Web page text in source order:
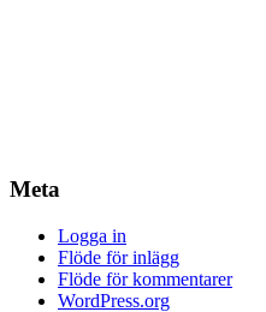
Meta
Logga in
Flöde för inlägg
Flöde för kommentarer
WordPress.org